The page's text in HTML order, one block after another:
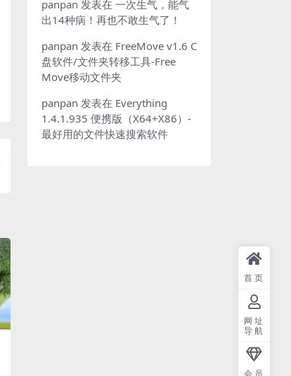
panpan 发表在 一次生气，能气
出14种病！再也不敢生气了！
panpan 发表在 FreeMove v1.6 C
盘软件/文件夹转移工具-Free
Move移动文件夹
panpan 发表在 Everything
1.4.1.935 便携版（X64+X86）-
最好用的文件快速搜索软件
首页
网址
导航
会员